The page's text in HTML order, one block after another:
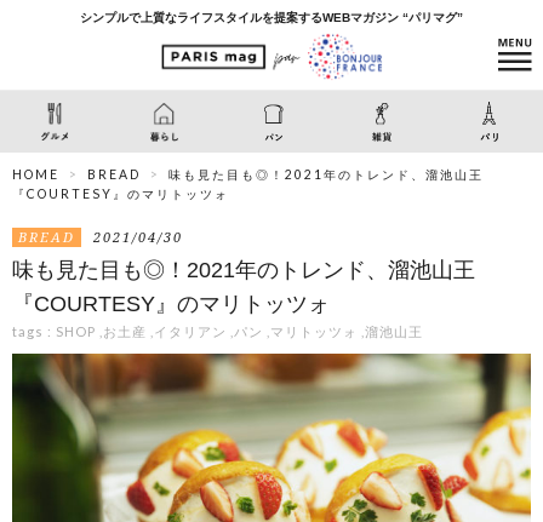
シンプルで上質なライフスタイルを提案するWEBマガジン “パリマグ”
HOME BREAD
味も見た目も◎！2021年のトレンド、溜池山王
『COURTESY』のマリトッツォ
BREAD 2021/04/30
味も見た目も◎！2021年のトレンド、溜池山王
『COURTESY』のマリトッツォ
tags : SHOP お土産 イタリアン パン マリトッツォ 溜池山王